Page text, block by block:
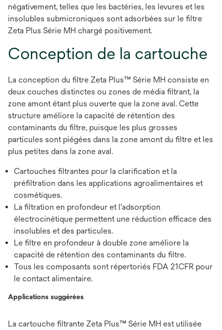
négativement, telles que les bactéries, les levures et les
insolubles submicroniques sont adsorbées sur le filtre
Zeta Plus Série MH chargé positivement.
Conception de la cartouche
La conception du filtre Zeta Plus™ Série MH consiste en
deux couches distinctes ou zones de média filtrant, la
zone amont étant plus ouverte que la zone aval. Cette
structure améliore la capacité de rétention des
contaminants du filtre, puisque les plus grosses
particules sont piégées dans la zone amont du filtre et les
plus petites dans la zone aval.
Cartouches filtrantes pour la clarification et la
préfiltration dans les applications agroalimentaires et
cosmétiques.
La filtration en profondeur et l'adsorption
électrocinétique permettent une réduction efficace des
insolubles et des particules.
Le filtre en profondeur à double zone améliore la
capacité de rétention des contaminants du filtre.
Tous les composants sont répertoriés FDA 21CFR pour
le contact alimentaire.
Applications suggérées
La cartouche filtrante Zeta Plus™ Série MH est utilisée